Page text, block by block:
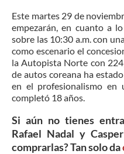
Este martes 29 de
empezarán, en cuanto a
sobre las 10:30 a.m. con
como escenario el
la Autopista Norte con
de autos coreana ha
en el profesionalismo en
completó 18 años.
Si aún no tienes
Rafael Nadal y
comprarlas? Tan solo da